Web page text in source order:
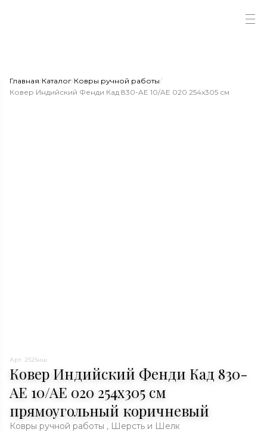
Главная/Каталог/Ковры ручной работы/
Ковер Индийский Фенди Кад 830-AE 10/AE 020 254x305 см
Арт. 2525нш
Ковер Индийский Фенди Кад 830-
AE 10/AE 020 254x305 см
прямоугольный коричневый
Ковры ручной работы , Шерсть и Шелк